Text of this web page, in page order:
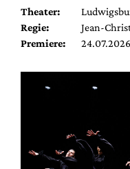
Theater:
Regie:
Jean-
Premiere: